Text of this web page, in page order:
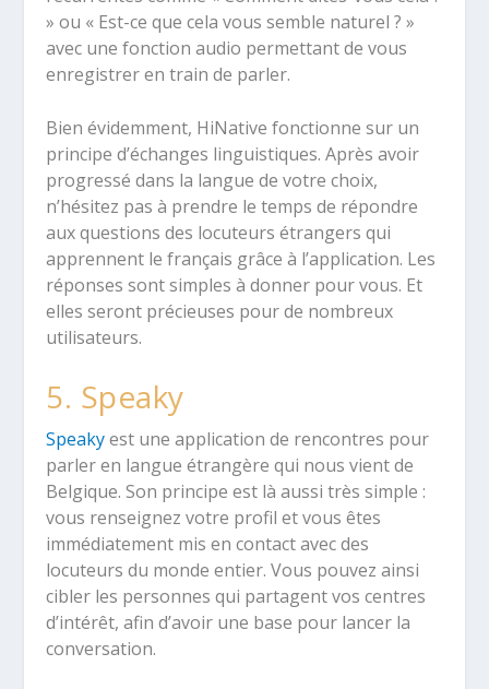
» ou « Est-ce que cela vous semble naturel ? »
avec une fonction audio permettant de vous
enregistrer en train de parler.
Bien évidemment, HiNative fonctionne sur un
principe d’échanges linguistiques. Après avoir
progressé dans la langue de votre choix,
n’hésitez pas à prendre le temps de répondre
aux questions des locuteurs étrangers qui
apprennent le français grâce à l’application. Les
réponses sont simples à donner pour vous. Et
elles seront précieuses pour de nombreux
utilisateurs.
5. Speaky
Speakyest une application de rencontres pour
parler en langue étrangère qui nous vient de
Belgique. Son principe est là aussi très simple :
vous renseignez votre profil et vous êtes
immédiatement mis en contact avec des
locuteurs du monde entier. Vous pouvez ainsi
cibler les personnes qui partagent vos centres
d’intérêt, afin d’avoir une base pour lancer la
conversation.